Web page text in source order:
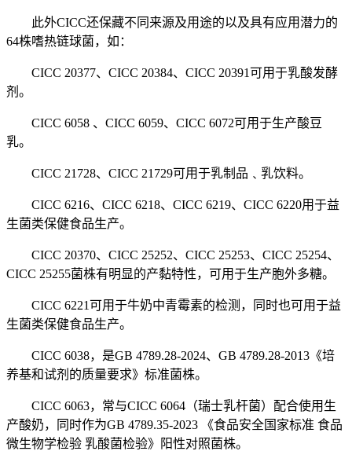
此外CICC还保藏不同来源及用途的以及具有应用潜力的
64株嗜热链球菌，如：
CICC 20377、CICC 20384、CICC 20391可用于乳酸发酵
剂。
CICC 6058 、CICC 6059、CICC 6072可用于生产酸豆
乳。
CICC 21728、CICC 21729可用于乳制品﹑乳饮料。
CICC 6216、CICC 6218、CICC 6219、CICC 6220用于益
生菌类保健食品生产。
CICC 20370、CICC 25252、CICC 25253、CICC 25254、
CICC 25255菌株有明显的产黏特性，可用于生产胞外多糖。
CICC 6221可用于牛奶中青霉素的检测，同时也可用于益
生菌类保健食品生产。
CICC 6038，是GB 4789.28-2024、GB 4789.28-2013《培
养基和试剂的质量要求》标准菌株。
CICC 6063，常与CICC 6064（瑞士乳杆菌）配合使用生
产酸奶，同时作为GB 4789.35-2023 《食品安全国家标准 食品
微生物学检验 乳酸菌检验》阳性对照菌株。